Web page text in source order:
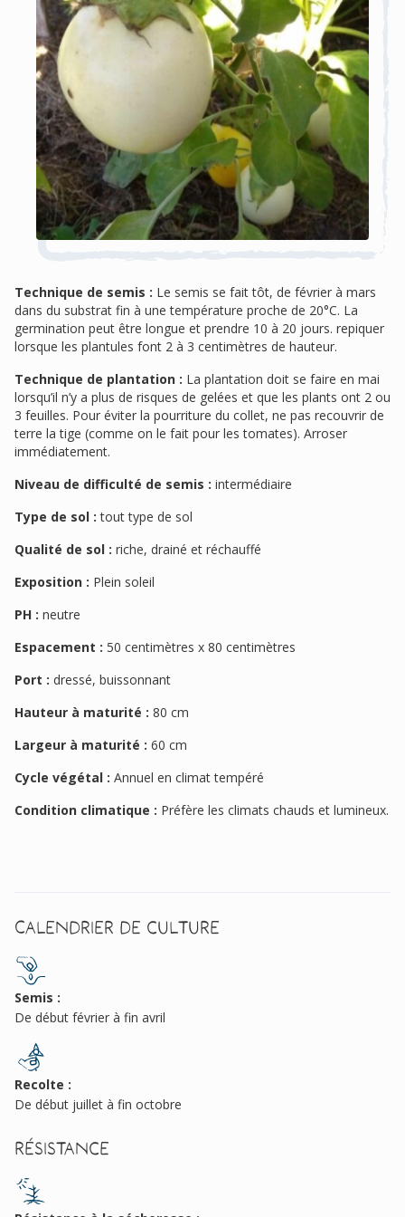
Technique de semis : Le semis se fait tôt, de février à mars
dans du substrat fin à une température proche de 20°C. La
germination peut être longue et prendre 10 à 20 jours. repiquer
lorsque les plantules font 2 à 3 centimètres de hauteur.
Technique de plantation : La plantation doit se faire en mai
lorsqu’il n’y a plus de risques de gelées et que les plants ont 2 ou
3 feuilles. Pour éviter la pourriture du collet, ne pas recouvrir de
terre la tige (comme on le fait pour les tomates). Arroser
immédiatement.
Niveau de difficulté de semis : intermédiaire
Type de sol : tout type de sol
Qualité de sol : riche, drainé et réchauffé
Exposition : Plein soleil
PH : neutre
Espacement : 50 centimètres x 80 centimètres
Port : dressé, buissonnant
Hauteur à maturité : 80 cm
Largeur à maturité : 60 cm
Cycle végétal : Annuel en climat tempéré
Condition climatique : Préfère les climats chauds et lumineux.
Calendrier de culture
Semis :
De début février à fin avril
Recolte :
De début juillet à fin octobre
Résistance